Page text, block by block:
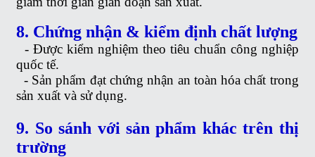
8. Chứng nhận & kiểm định chất lượng
-Được kiểm nghiệm theo tiêu chuẩn công nghiệp
quốc tế.
- Sản phẩm đạt chứng nhận an toàn hóa chất trong
sản xuất và sử dụng.
9. So sánh với sản phẩm khác trên thị
trường